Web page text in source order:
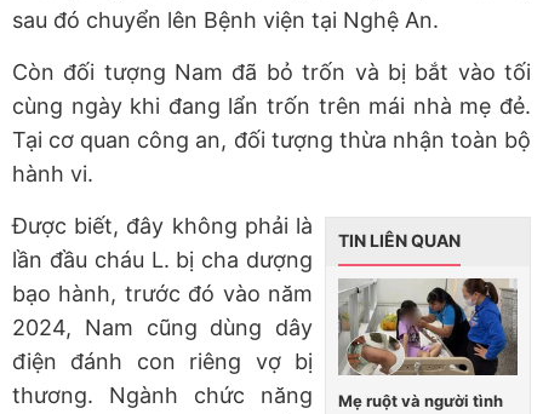
sau đó chuyển lên Bệnh viện tại Nghệ An.
Còn đối tượng Nam đã bỏ trốn và bị bắt vào tối
cùng ngày khi đang lẩn trốn trên mái nhà mẹ đẻ.
Tại cơ quan công an, đối tượng thừa nhận toàn bộ
hành vi.
TIN LIÊN QUAN
Mẹ ruột và người tình
Được biết, đây không phải là
lần đầu cháu L. bị cha dượng
bạo hành, trước đó vào năm
2024, Nam cũng dùng dây
điện đánh con riêng vợ bị
thương. Ngành chức năng